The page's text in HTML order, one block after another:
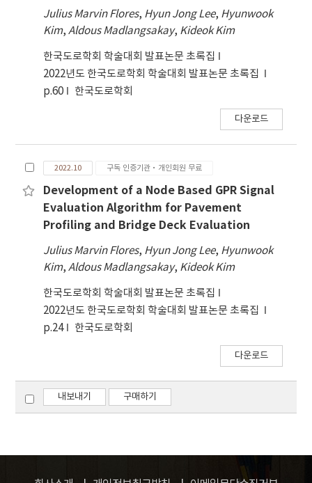
Julius Marvin Flores, Hyun Jong Lee, Hyunwook
Kim,Aldous Madlangsakay, Kideok Kim
한국도로학회 학술대회 발표논문 초록집
2022년도 한국도로학회 학술대회 발표논문 초록집
p.60
한국도로학회
다운로드
2022.10 구독 인증기관·개인회원 무료
Development of a Node Based GPR Signal
Evaluation Algorithm for Pavement
Profiling and Bridge Deck Evaluation
Julius Marvin Flores, Hyun Jong Lee, Hyunwook
Kim,Aldous Madlangsakay, Kideok Kim
한국도로학회 학술대회 발표논문 초록집
2022년도 한국도로학회 학술대회 발표논문 초록집
p.24
한국도로학회
다운로드
내보내기 구매하기